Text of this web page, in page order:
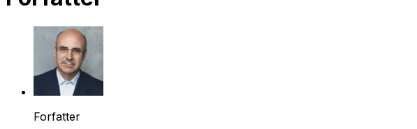
Forfatter